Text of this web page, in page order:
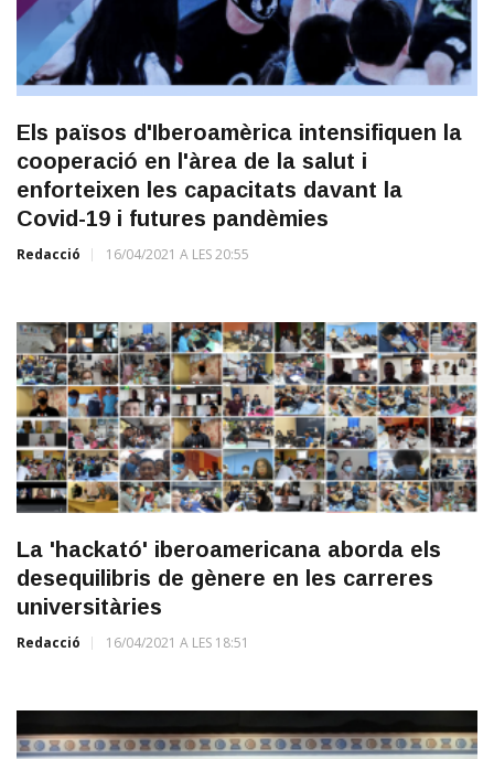
Els països d'Iberoamèrica intensifiquen la
cooperació en l'àrea de la salut i
enforteixen les capacitats davant la
Covid-19 i futures pandèmies
Redacció 16/04/2021 A LES 20:55
La 'hackató' iberoamericana aborda els
desequilibris de gènere en les carreres
universitàries
Redacció 16/04/2021 A LES 18:51